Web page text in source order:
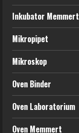
Inkubator Memmert
Mikropipet
Mikroskop
Oven Binder
Oven Laboratorium
Oven Memmert